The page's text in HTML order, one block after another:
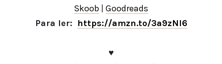
Skoob Goodreads
Para ler: https://amzn.to/3a9zNI6
♥